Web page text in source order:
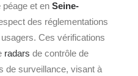
et en Seine-
des réglementations
Ces vérifications
radars de contrôle de
de surveillance, visant à